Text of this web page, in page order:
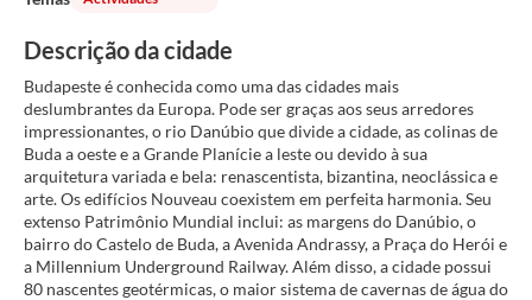
Descrição da cidade
Budapeste é conhecida como uma das cidades mais
deslumbrantes da Europa. Pode ser graças aos seus arredores
impressionantes, o rio Danúbio que divide a cidade, as colinas de
Buda a oeste e a Grande Planície a leste ou devido à sua
arquitetura variada e bela: renascentista, bizantina, neoclássica e
arte. Os edifícios Nouveau coexistem em perfeita harmonia. Seu
extenso Patrimônio Mundial inclui: as margens do Danúbio, o
bairro do Castelo de Buda, a Avenida Andrassy, a Praça do Herói e
a Millennium Underground Railway. Além disso, a cidade possui
80 nascentes geotérmicas, o maior sistema de cavernas de água do